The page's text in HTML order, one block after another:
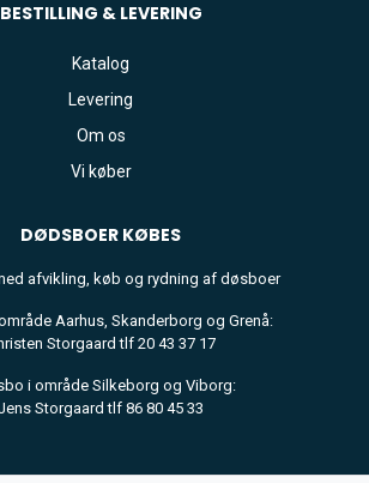
BESTILLING & LEVERING
Katalog
Levering
Om os
Vi køber
DØDSBOER KØBES
afvikling, køb og rydning af døsboer
Aarhus, Skanderborg og Grenå:
Storgaard tlf 20 43 37 17
i område Silkeborg og Viborg:
Storgaard tlf 86 80 45 33